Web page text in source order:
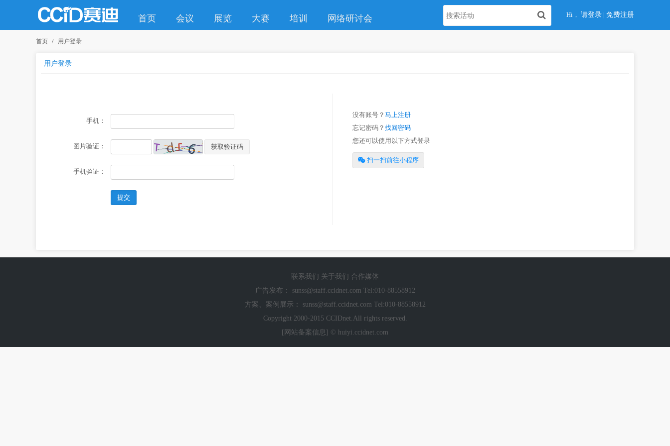
Hi， 请登录 | 免费注册
首页 会议 展览 大赛 培训 网络研讨会
首页 用户登录
用户登录
手机：
图片验证： 获取验证码
手机验证：
提交
没有账号？ 马上注册
忘记密码？ 找回密码
您还可以使用以下方式登录
扫一扫前往小程序
联系我们 关于我们 合作媒体
广告发布： sunss@staff.ccidnet.com Tel:010-88558912
方案、案例展示： sunss@staff.ccidnet.com Tel:010-88558912
Copyright 2000-2015 CCIDnet.All rights reserved.
[网站备案信息] © huiyi.ccidnet.com